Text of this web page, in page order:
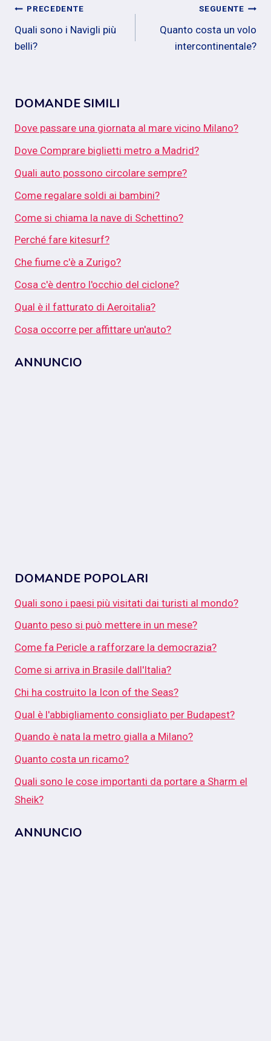
Navigazione
articoli
PRECEDENTE
Quali sono i Navigli più
belli?
SEGUENTE
Quanto costa un volo
intercontinentale?
DOMANDE SIMILI
Dove passare una giornata al mare vicino Milano?
Dove Comprare biglietti metro a Madrid?
Quali auto possono circolare sempre?
Come regalare soldi ai bambini?
Come si chiama la nave di Schettino?
Perché fare kitesurf?
Che fiume c'è a Zurigo?
Cosa c'è dentro l'occhio del ciclone?
Qual è il fatturato di Aeroitalia?
Cosa occorre per affittare un'auto?
ANNUNCIO
DOMANDE POPOLARI
Quali sono i paesi più visitati dai turisti al mondo?
Quanto peso si può mettere in un mese?
Come fa Pericle a rafforzare la democrazia?
Come si arriva in Brasile dall'Italia?
Chi ha costruito la Icon of the Seas?
Qual è l'abbigliamento consigliato per Budapest?
Quando è nata la metro gialla a Milano?
Quanto costa un ricamo?
Quali sono le cose importanti da portare a Sharm el
Sheik?
ANNUNCIO